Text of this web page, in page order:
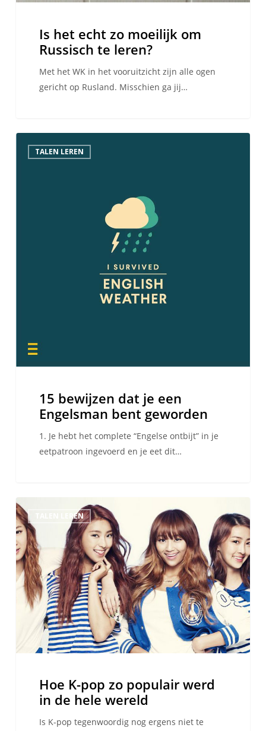
Is het echt zo moeilijk om
Russisch te leren?
Met het WK in het vooruitzicht zijn alle ogen
gericht op Rusland. Misschien ga jij…
bewijzenTALEN LEREN
15 bewijzen dat je een
Engelsman bent geworden
1. Je hebt het complete “Engelse ontbijt” in je
eetpatroon ingevoerd en je eet dit…
Hoe
K-
pop
zo
populair
werd
wereld
TALEN LEREN
Hoe K-pop zo populair werd
in de hele wereld
Is K-pop tegenwoordig nog ergens niet te